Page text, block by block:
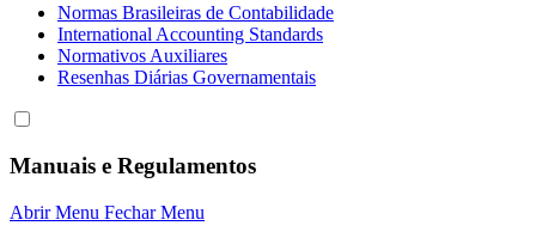
Normas Brasileiras de Contabilidade
International Accounting Standards
Normativos Auxiliares
Resenhas Diárias Governamentais
Manuais e Regulamentos
Abrir Menu Fechar Menu